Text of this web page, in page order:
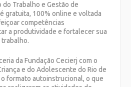
Trabalho e Gestão de
gratuita, 100% online e voltada
competências
a produtividade e fortalecer sua
trabalho.
da Fundação Cecierj com o
e do Adolescente do Rio de
o formato autoinstrucional, o que